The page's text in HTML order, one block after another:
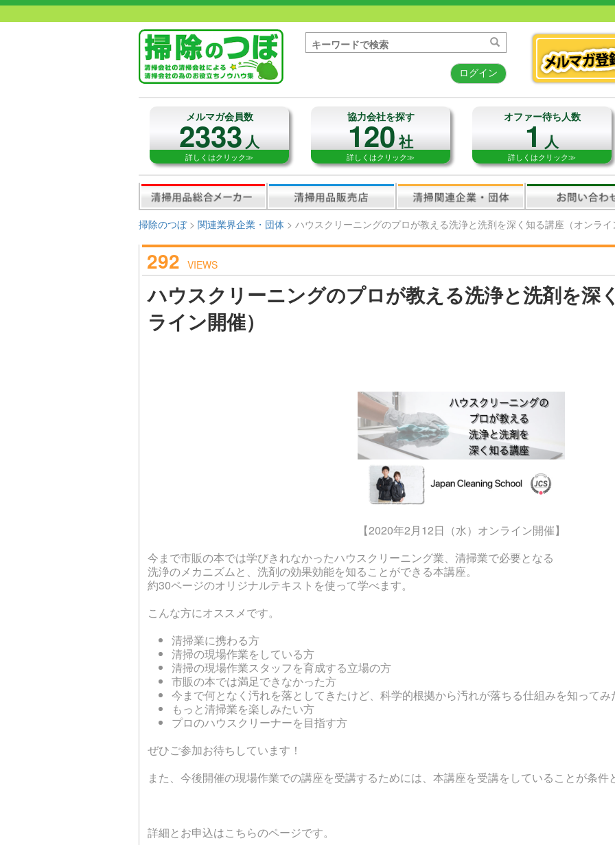
ログイン
メルマガ会員数
2333人
詳しくはクリック≫
協力会社を探す
120社
詳しくはクリック≫
オファー待ち人数
1人
詳しくはクリック≫
掃除のつぼ> 関連業界企業・団体 > ハウスクリーニングのプロが教える洗浄と洗剤を深く知る講座（オンライ
292 VIEWS
ハウスクリーニングのプロが教える洗浄と洗剤を深
ライン開催）
【2020年2月12日（水）オンライン開催】
今まで市販の本では学びきれなかったハウスクリーニング業、清掃業で必要となる
洗浄のメカニズムと、洗剤の効果効能を知ることができる本講座。
約30ページのオリジナルテキストを使って学べます。
こんな方にオススメです。
清掃業に携わる方
清掃の現場作業をしている方
清掃の現場作業スタッフを育成する立場の方
市販の本では満足できなかった方
今まで何となく汚れを落としてきたけど、科学的根拠から汚れが落ちる仕組みを知ってみ
もっと清掃業を楽しみたい方
プロのハウスクリーナーを目指す方
ぜひご参加お待ちしています！
また、今後開催の現場作業での講座を受講するためには、本講座を受講をしていることが条件
詳細とお申込はこちらのページです。